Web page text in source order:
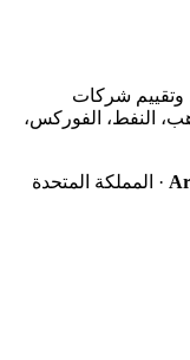
وتقييم شركات
النفط، الفوركس،
· المملكة المتحدة